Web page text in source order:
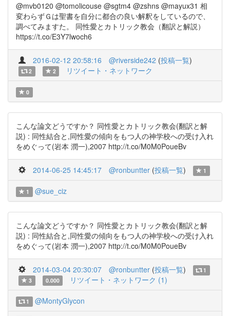
@mvb0120 @tomolicouse @sgtm4 @zshns @mayux31 相
変わらずＧは聖書を自分に都合の良い解釈をしているので、
調べてみますた。 同性愛とカトリック教会（翻訳と解説）
https://t.co/E3Y7lwoch6
2016-02-12 20:58:16 @riverside242 (投稿一覧)
2 2 リツイート・ネットワーク
0
こんな論文どうですか？ 同性愛とカトリック教会(翻訳と解
説) : 同性結合と,同性愛の傾向をもつ人の神学校への受け入れ
をめぐって(岩本 潤一),2007 http://t.co/M0M0PoueBv
2014-06-25 14:45:17 @ronbuntter (投稿一覧) 1
1 @sue_ciz
こんな論文どうですか？ 同性愛とカトリック教会(翻訳と解
説) : 同性結合と,同性愛の傾向をもつ人の神学校への受け入れ
をめぐって(岩本 潤一),2007 http://t.co/M0M0PoueBv
2014-03-04 20:30:07 @ronbuntter (投稿一覧)
1
3
0.000 リツイート・ネットワーク (1)
1 @MontyGlycon